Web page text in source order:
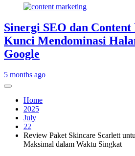
Sinergi SEO dan
Kunci Mendominasi
Google
5 months ago
Home
2025
July
22
Review Paket Skincare Scarlett
Maksimal dalam Waktu Singkat